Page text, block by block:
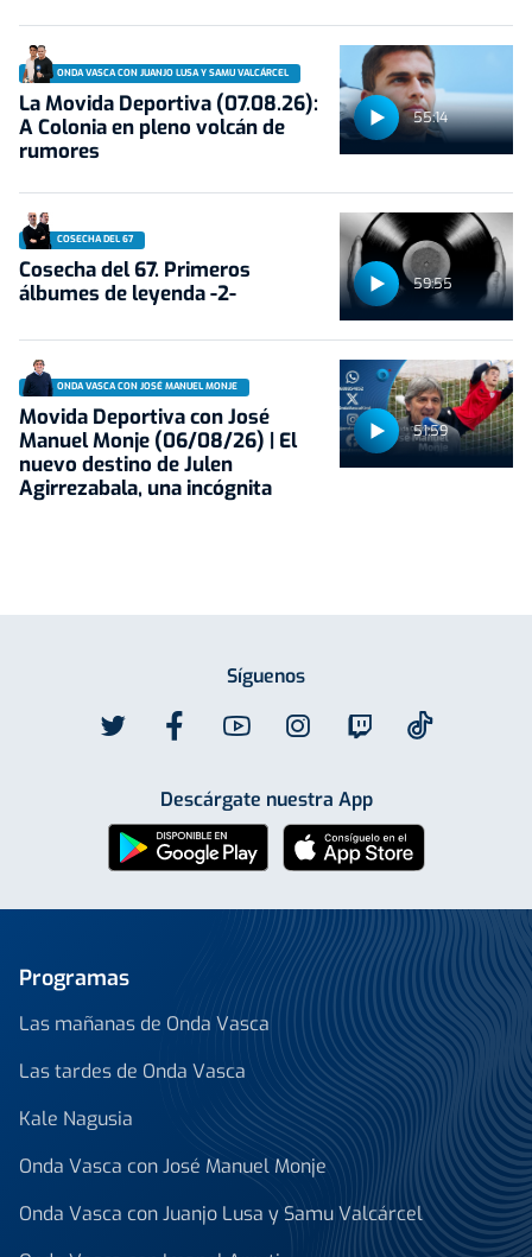
55:14
ONDA VASCA CON JUANJO LUSA Y SAMU VALCÁRCEL
La Movida Deportiva (07.08.26):
A Colonia en pleno volcán de
rumores
59:55
COSECHA DEL 67
Cosecha del 67. Primeros
álbumes de leyenda -2-
51:59
ONDA VASCA CON JOSÉ MANUEL MONJE
Movida Deportiva con José
Manuel Monje (06/08/26) | El
nuevo destino de Julen
Agirrezabala, una incógnita
Síguenos
Descárgate nuestra App
Programas
Las mañanas de Onda Vasca
Las tardes de Onda Vasca
Kale Nagusia
Onda Vasca con José Manuel Monje
Onda Vasca con Juanjo Lusa y Samu Valcárcel